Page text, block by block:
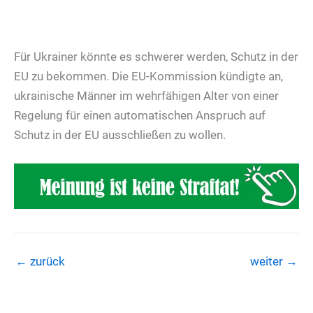
Für Ukrainer könnte es schwerer werden, Schutz in der
EU zu bekommen. Die EU-Kommission kündigte an,
ukrainische Männer im wehrfähigen Alter von einer
Regelung für einen automatischen Anspruch auf
Schutz in der EU ausschließen zu wollen.
← zurück weiter →